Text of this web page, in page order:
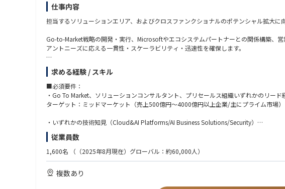
・組織・人材開発
人材配置・育成戦略の立案と実行
マネージドサービスの拡大と長期的なクライアント関係の構築
仕事内容
担当するソリューションエリア、およびクロスファンクショナルのポテンシャル拡大に
Go-to-Market戦略の開発・実行、Microsoftやエコシステムパートナーとの関係構築、
アントニーズに応える一貫性・スケーラビリティ・迅速性を確保します。
ソリューションエリアについて：
Cloud&AI Platforms/AI Business Solutions/Security
https://www.avanade.com/ja-jp/services/integrated-solutions
■主な業務内容
・各ソリューションエンジニア・クロスファンクショナルチームのリーダーシップと連
・地域チームとの強固なネットワーク構築、ベストプラクティスや市場インサイトの収集
・GTM拡大に向けた投資計画の策定
・MicrosoftのSA・エリアリーダーとの関係構築・維持
求める経験 / スキル
■必須要件：
・Go To Market、ソリューションコンサルタント、プリセールス組織いずれかのリード
ターゲット：ミッドマーケット（売上500億円～4000億円以上企業/主にプライム市場）
・いずれかの技術知見（Cloud&AI Platforms/AI Business Solutions/Security）
・テクノロジーを組み合わせたクロスセルおよびクロスファンクショナルな視点でのク
従業員数
1,600名 （（2025年8月現在）グローバル：約60,000人）
複数あり